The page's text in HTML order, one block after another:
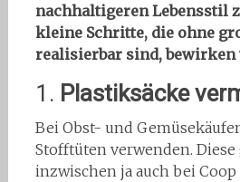
nachhaltigeren Lebensstil
kleine Schritte, die ohne
realisierbar sind, bewirken
1. Plastiksäcke
Bei Obst- und
Stofftüten verwenden. Diese
inzwischen ja auch bei